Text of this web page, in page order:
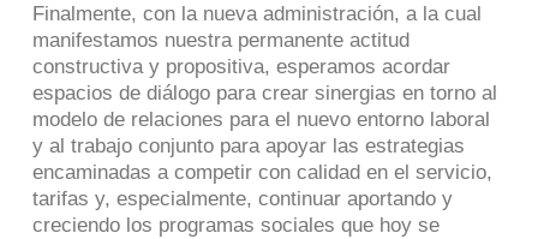
Finalmente, con la nueva administración, a la cual
manifestamos nuestra permanente actitud
constructiva y propositiva, esperamos acordar
espacios de diálogo para crear sinergias en torno al
modelo de relaciones para el nuevo entorno laboral
y al trabajo conjunto para apoyar las estrategias
encaminadas a competir con calidad en el servicio,
tarifas y, especialmente, continuar aportando y
creciendo los programas sociales que hoy se